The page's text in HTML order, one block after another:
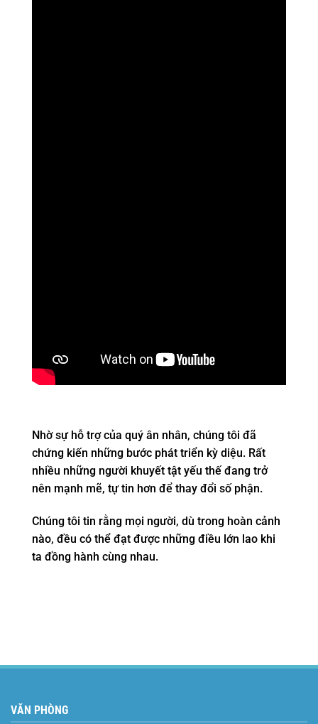
Nhờ sự hỗ trợ của quý ân nhân, chúng tôi đã
chứng kiến những bước phát triển kỳ diệu. Rất
nhiều những người khuyết tật yếu thế đang trở
nên mạnh mẽ, tự tin hơn để thay đổi số phận.
Chúng tôi tin rằng mọi người, dù trong hoàn cảnh
nào, đều có thể đạt được những điều lớn lao khi
ta đồng hành cùng nhau.
VĂN PHÒNG